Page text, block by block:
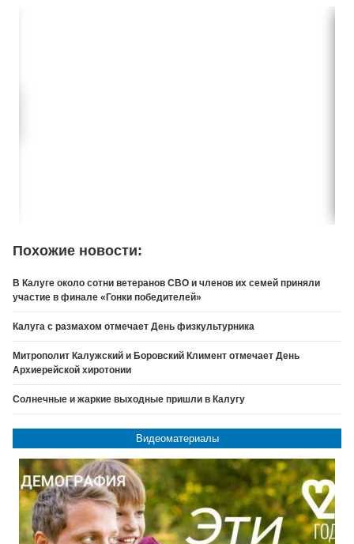
Похожие новости:
В Калуге около сотни ветеранов СВО и членов их семей приняли
участие в финале «Гонки победителей»
Калуга с размахом отмечает День физкультурника
Митрополит Калужский и Боровский Климент отмечает День
Архиерейской хиротонии
Солнечные и жаркие выходные пришли в Калугу
Видеоматериалы